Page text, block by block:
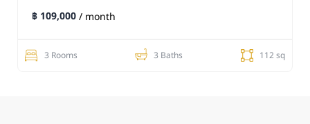
฿ 109,000/ month
3 Rooms 3 Baths 112 sq